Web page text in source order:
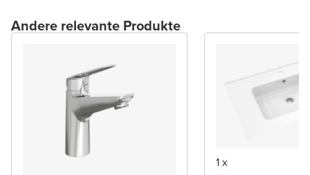
Andere relevante Produkte
1 x